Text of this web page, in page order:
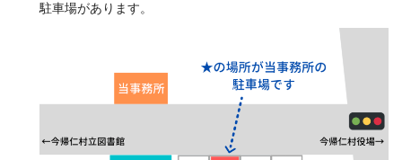
駐車場があります。